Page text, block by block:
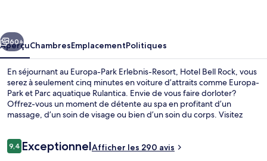
Resort,
Hotel
Bell
Rock
Suivant
60+
AperçuChambresEmplacementPolitiques
En séjournant au Europa-Park Erlebnis-Resort, Hotel Bell Rock, vous
serez à seulement cinq minutes en voiture d’attraits comme Europa-
Park et Parc aquatique Rulantica. Envie de vous faire dorloter?
Offrez-vous un moment de détente au spa en profitant d’un
massage, d’un soin de visage ou bien d’un soin du corps. Visitez
piscine extérieure et un bar-salon.
Avis
9,49,4 sur 10 –
ExceptionnelAfficher les 290 avis